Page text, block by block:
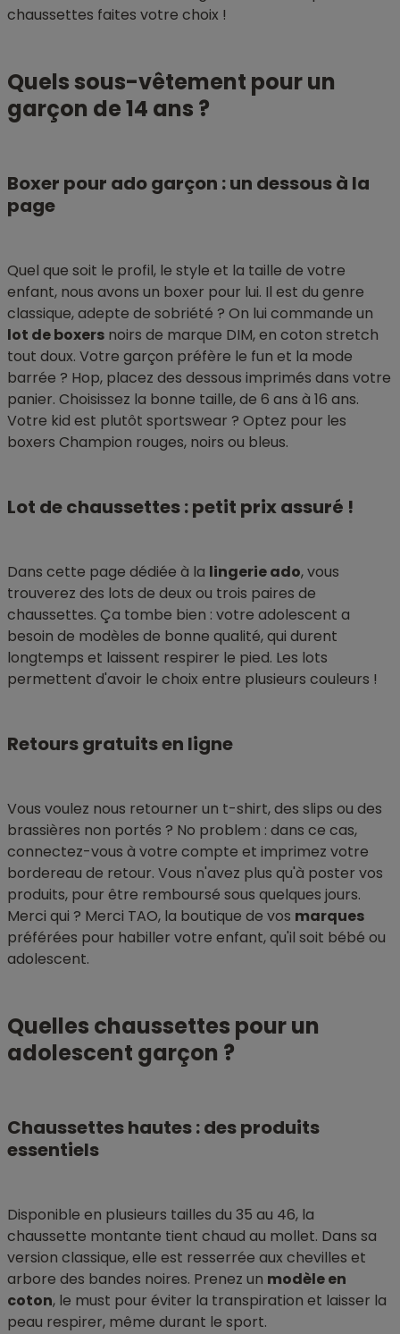
chaussettes faites votre choix !
Quels sous-vêtement pour un
garçon de 14 ans ?
Boxer pour ado garçon : un dessous à la
page
Quel que soit le profil, le style et la taille de votre
enfant, nous avons un boxer pour lui. Il est du genre
classique, adepte de sobriété ? On lui commande un
lot de boxers noirs de marque DIM, en coton stretch
tout doux. Votre garçon préfère le fun et la mode
barrée ? Hop, placez des dessous imprimés dans votre
panier. Choisissez la bonne taille, de 6 ans à 16 ans.
Votre kid est plutôt sportswear ? Optez pour les
boxers Champion rouges, noirs ou bleus.
Lot de chaussettes : petit prix assuré !
Dans cette page dédiée à la lingerie ado, vous
trouverez des lots de deux ou trois paires de
chaussettes. Ça tombe bien : votre adolescent a
besoin de modèles de bonne qualité, qui durent
longtemps et laissent respirer le pied. Les lots
permettent d'avoir le choix entre plusieurs couleurs !
Retours gratuits en ligne
Vous voulez nous retourner un t-shirt, des slips ou des
brassières non portés ? No problem : dans ce cas,
connectez-vous à votre compte et imprimez votre
bordereau de retour. Vous n'avez plus qu'à poster vos
produits, pour être remboursé sous quelques jours.
Merci qui ? Merci TAO, la boutique de vos marques
préférées pour habiller votre enfant, qu'il soit bébé ou
adolescent.
Quelles chaussettes pour un
adolescent garçon ?
Chaussettes hautes : des produits
essentiels
Disponible en plusieurs tailles du 35 au 46, la
chaussette montante tient chaud au mollet. Dans sa
version classique, elle est resserrée aux chevilles et
arbore des bandes noires. Prenez un modèle en
coton, le must pour éviter la transpiration et laisser la
peau respirer, même durant le sport.